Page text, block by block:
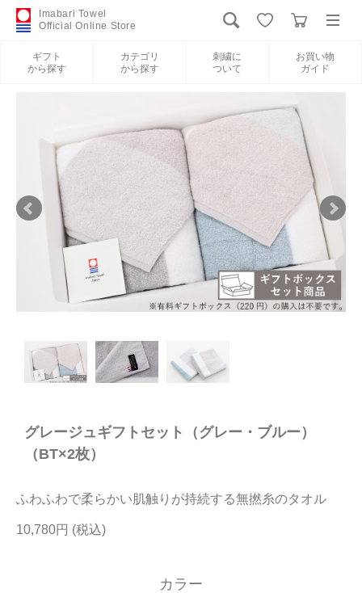
Imabari Towel
Official Online Store
ギフト
から探す
カテゴリ
から探す
刺繍に
ついて
お買い物
ガイド
新規会員登録
ギフトから探す
カテゴリから探す
刺繍について
お買い物ガイド
当サイトについて
店舗リスト
ヘルプ
グレージュギフトセット（グレー・ブルー）
（BT×2枚）
ふわふわで柔らかい肌触りが持続する無撚糸のタオル
10,780円
カラー